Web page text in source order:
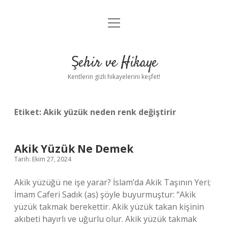
Anasayfa
Yasal Uyarı
menüyü
Şehir ve Hikaye
Kentlerin gizli hikayelerini keşfet!
Etiket:Akik yüzük neden renk değiştirir
Akik Yüzük Ne Demek
Tarih: Ekim 27, 2024
Akik yüzüğü ne işe yarar? İslam’da Akik Taşının Yeri;
İmam Caferi Sadık (as) şöyle buyurmuştur: “Akik
yüzük takmak berekettir. Akik yüzük takan kişinin
akıbeti hayırlı ve uğurlu olur. Akik yüzük takmak